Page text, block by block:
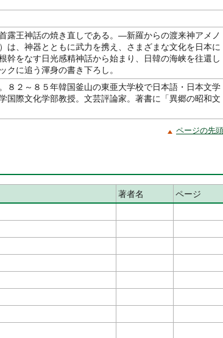
露王神話の焼き直しである。―新羅からの渡来神アメノ
は、神器とともに武力を携え、さまざまな文化を日本に
幹をなす日光感精神話から始まり、日韓の海峡を往還し
クに追う渾身の書き下ろし。
８２～８５年韓国釜山の東亜大学校で日本語・日本文学
国際文化学部教授。文芸評論家。著書に「異郷の昭和文
ページの先
著者名
ページ